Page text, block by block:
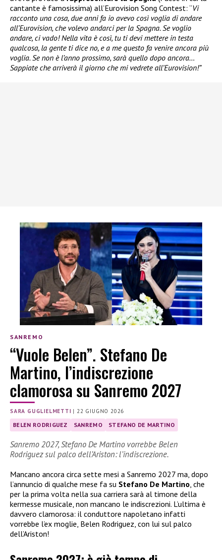
cantante è famosissima) all’Eurovision Song Contest: “Vi
racconto una cosa, due anni fa io avevo così voglia di andare
all’Eurovision, che volevo andarci per la Spagna. Se voglio
andare, ci vado! Nella vita è così, tu ti devi mettere in testa
qualcosa, la gente ti dice no, e a me questo fa venire ancora più
voglia. Se non è l’anno prossimo, sarà quello dopo ancora…
Sappiate che arriverà il giorno che mi vedrete all’Eurovision!”
SANREMO
“Vuole Belen”. Stefano De
Martino, l’indiscrezione
clamorosa su Sanremo 2027
SARA GUGLIELMETTI | 22 GIUGNO 2026
BELEN RODRIGUEZ SANREMO STEFANO DE MARTINO
Sanremo 2027, Stefano De Martino vorrebbe Belen
Rodriguez sul palco dell’Ariston: l’indiscrezione.
Mancano ancora circa sette mesi a Sanremo 2027 ma, dopo
l’annuncio di qualche mese fa su Stefano De Martino, che
per la prima volta nella sua carriera sarà al timone della
kermesse musicale, non mancano le indiscrezioni. L’ultima è
davvero clamorosa: il conduttore napoletano infatti
vorrebbe l’ex moglie, Belen Rodriguez, con lui sul palco
dell’Ariston!